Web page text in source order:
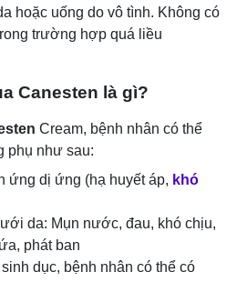
hoặc uống do vô tình. Không có
trường hợp quá liều
Canesten là gì?
Cream, bệnh nhân có thể
phụ như sau:
ứng dị ứng (hạ huyết áp, khó
da: Mụn nước, đau, khó chịu,
phát ban
dục, bệnh nhân có thể có